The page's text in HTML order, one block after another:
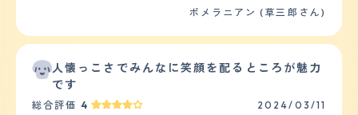
ペットを傷つけるような行動をとることはないです。ほか
のペットとの相性ですが、アメリカンショートヘアの猫ち
ゃんとの相性も申し分なく、仲良くやっており、相手にか
ペットが嫌がっている様子などの理解が少し低いので相手
側のペットから攻撃を受けることもあります。 【落ち着
き】 落ち着きについては若干落ち着きが乏しく、室内で
飼育するに際してしつけを厳しくしないといけないです。
ポメラニアン (草三郎さん)
人懐っこさでみんなに笑顔を配るところが魅力
です
総合評価 4 2024/03/11